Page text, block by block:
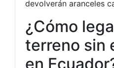
devolverán aranceles
¿Cómo
terreno sin
en